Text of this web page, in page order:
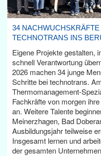
34
TECHNOTRANS INS
Eigene Projekte gestalten,
schnell Verantwortung
2026 machen 34 junge
Schritte bei technotrans.
Thermomanagement-
Fachkräfte von morgen
an. Weitere Talente
Meinerzhagen, Bad
Ausbildungsjahr teilweise
Insgesamt lernen und
der gesamten